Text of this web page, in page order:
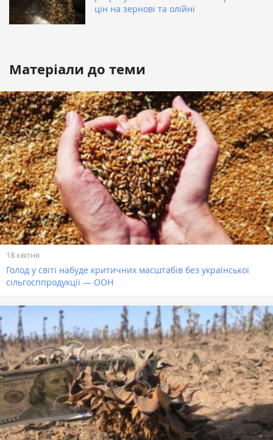
цін на зернові та олійні
Матеріали до теми
18 квітня
Голод у світі набуде критичних масштабів без української
сільгосппродукції — ООН